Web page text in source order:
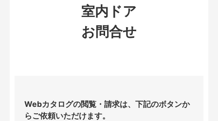
室内ドア
お問合せ
Webカタログの閲覧・請求は、下記のボタンか
らご依頼いただけます。